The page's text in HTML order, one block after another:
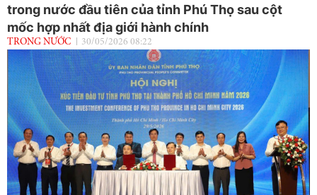
trong nước đầu tiên của tỉnh Phú Thọ sau cột
mốc hợp nhất địa giới hành chính
TRONG NƯỚC 30/05/2026 08:22